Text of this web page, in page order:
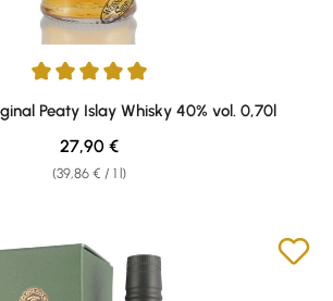
4.88 out of 5 stars
Peaty Islay Whisky 40% vol. 0,70l
(39,86 € / 1 l)
Regular price:
27,90 €